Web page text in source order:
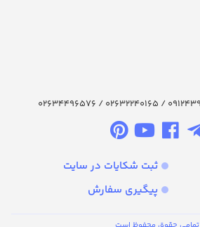
ثبت شکایات در سایت
پیگیری سفارش